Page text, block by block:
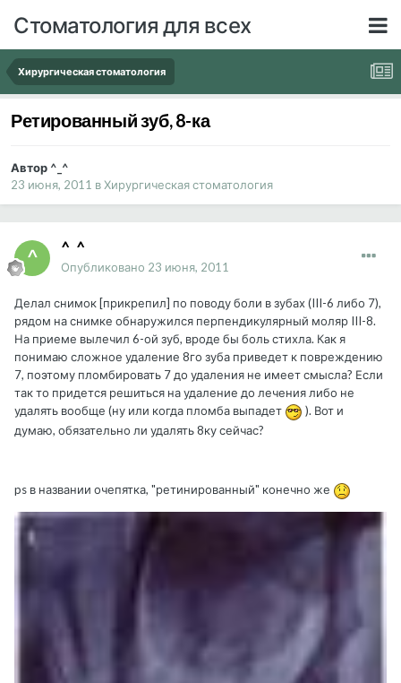
Стоматология для всех
Хирургическая стоматология
Ретированный зуб, 8-ка
Автор ^_^
23 июня, 2011 вХирургическая стоматология
^_^
Опубликовано 23 июня, 2011
Делал снимок [прикрепил] по поводу боли в зубах (III-6 либо 7),
рядом на снимке обнаружился перпендикулярный моляр III-8.
На приеме вылечил 6-ой зуб, вроде бы боль стихла. Как я
понимаю сложное удаление 8го зуба приведет к повреждению
7, поэтому пломбировать 7 до удаления не имеет смысла? Если
так то придется решиться на удаление до лечения либо не
удалять вообще (ну или когда пломба выпадет
). Вот и
думаю, обязательно ли удалять 8ку сейчас?
ps в названии очепятка, "ретинированный" конечно же